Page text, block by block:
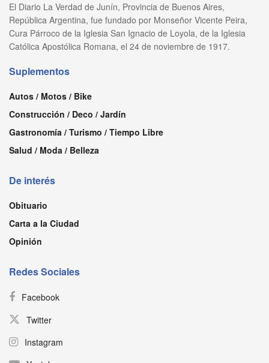
El Diario La Verdad de Junín, Provincia de Buenos Aires,
República Argentina, fue fundado por Monseñor Vicente Peira,
Cura Párroco de la Iglesia San Ignacio de Loyola, de la Iglesia
Católica Apostólica Romana, el 24 de noviembre de 1917.
Suplementos
Autos / Motos / Bike
Construcción / Deco / Jardín
Gastronomía / Turismo / Tiempo Libre
Salud / Moda / Belleza
De interés
Obituario
Carta a la Ciudad
Opinión
Redes Sociales
Facebook
Twitter
Instagram